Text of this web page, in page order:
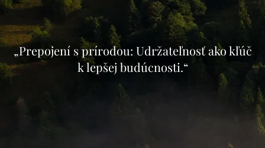
„Prepojení s prírodou: Udržateľnosť ako kľúč
k lepšej budúcnosti.“